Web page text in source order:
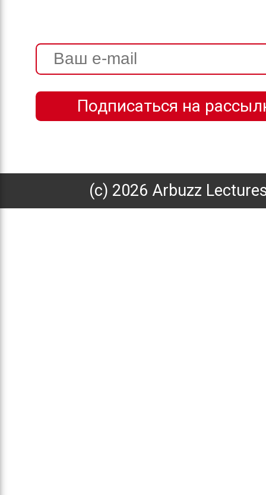
(с) 2026 Arbuzz